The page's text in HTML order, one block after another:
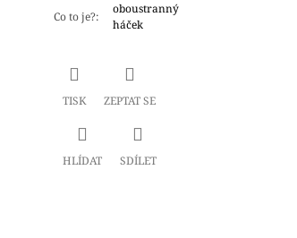
Co to je?:
oboustranný
háček
TISK ZEPTAT SE
HLÍDAT SDÍLET